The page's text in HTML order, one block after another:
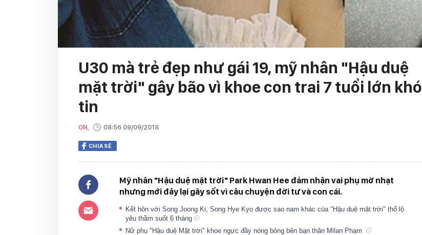
U30 mà trẻ đẹp như gái 19, mỹ nhân "Hậu duệ
mặt trời" gây bão vì khoe con trai 7 tuổi lớn khó
tin
ON, 08:56 09/09/2018
CHIA SẺ
Mỹ nhân "Hậu duệ mặt trời" Park Hwan Hee đảm nhận vai phụ mờ nhạt
nhưng mới đây lại gây sốt vì câu chuyện đời tư và con cái.
Kết hôn với Song Joong Ki, Song Hye Kyo được sao nam khác của "Hậu duệ mặt trời" thổ lộ
yêu thầm suốt 6 tháng
Nữ phụ "Hậu duệ Mặt trời" khoe ngực đầy nóng bỏng bên bạn thân Milan Phạm